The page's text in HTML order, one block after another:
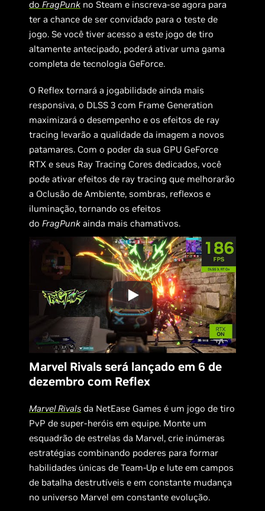
doFragPunk no Steam e inscreva-se agora para
ter a chance de ser convidado para o teste de
jogo. Se você tiver acesso a este jogo de tiro
altamente antecipado, poderá ativar uma gama
completa de tecnologia GeForce.
O Reflex tornará a jogabilidade ainda mais
responsiva, o DLSS 3 com Frame Generation
maximizará o desempenho e os efeitos de ray
tracing levarão a qualidade da imagem a novos
patamares. Com o poder da sua GPU GeForce
RTX e seus Ray Tracing Cores dedicados, você
pode ativar efeitos de ray tracing que melhorarão
a Oclusão de Ambiente, sombras, reflexos e
iluminação, tornando os efeitos
doFragPunk ainda mais chamativos.
Marvel Rivals será lançado em 6 de
dezembro com Reflex
Marvel Rivals da NetEase Games é um jogo de tiro
PvP de super-heróis em equipe. Monte um
esquadrão de estrelas da Marvel, crie inúmeras
estratégias combinando poderes para formar
habilidades únicas de Team-Up e lute em campos
de batalha destrutíveis e em constante mudança
no universo Marvel em constante evolução.